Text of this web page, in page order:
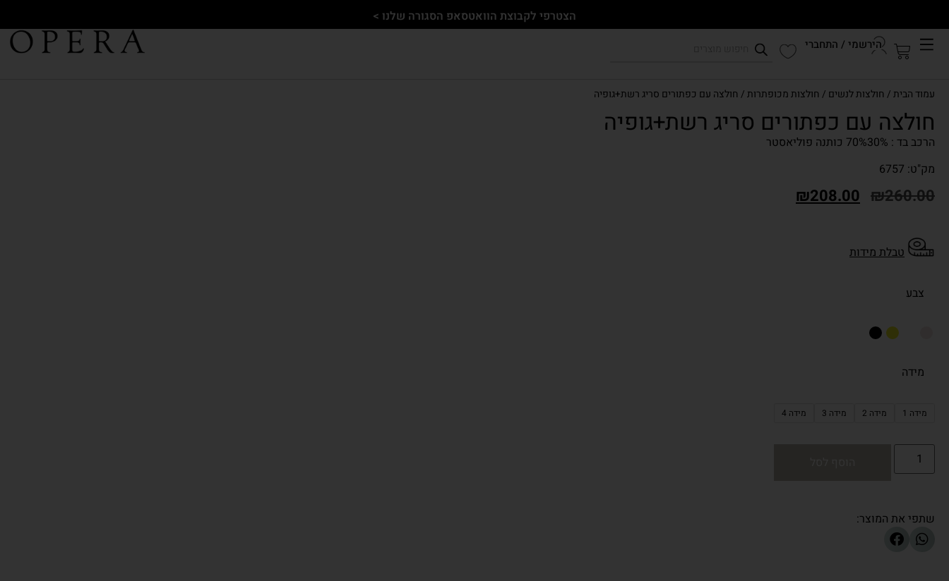
הצטרפי לקבוצת הוואטסאפ הסגורה שלנו >
הירשמי / התחברי
עמוד הבית/ חולצות לנשים / חולצות מכופתרות/ חולצה עם כפתורים סריג רשת+גופיה
חולצה עם כפתורים סריג רשת+גופיה
הרכב בד : 70%30% כותנה פוליאסטר
מק"ט: 6757
₪260.00
₪208.00
טבלת מידות
צבע
מידה
מידה 1 מידה 2 מידה 3 מידה 4
שתפי את המוצר: